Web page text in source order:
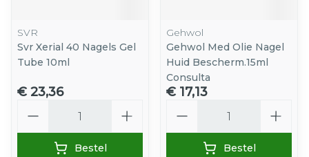
SVR
Svr Xerial 40 Nagels Gel
Tube 10ml
€ 23,36
Bestel
Gehwol
Gehwol Med Olie Nagel
Huid Bescherm.15ml
Consulta
€ 17,13
Bestel